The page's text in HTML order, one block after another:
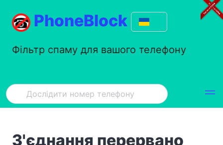
PhoneBlock
Фільтр спаму для вашого телефону
З'єднання перервано